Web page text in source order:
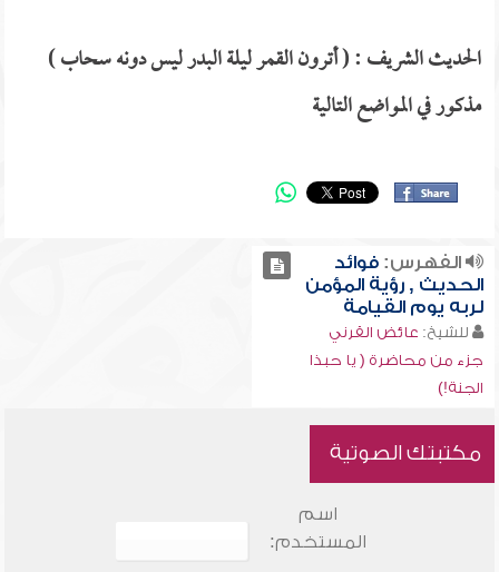
الحديث الشريف : ( أترون القمر ليلة البدر ليس دونه سحاب )
مذكور في المواضع التالية
الفهرس:فوائد
الحديث , رؤية المؤمن
لربه يوم القيامة
للشيخ: عائض القرني
جزء من محاضرة ( يا حبذا
الجنة!)
مكتبتك الصوتية
اسم
المستخدم: